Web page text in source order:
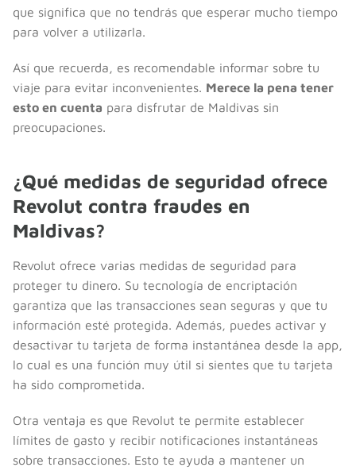
que significa que no tendrás que esperar mucho tiempo
para volver a utilizarla.
Así que recuerda, es recomendable informar sobre tu
viaje para evitar inconvenientes. Merece la pena tener
esto en cuenta para disfrutar de Maldivas sin
preocupaciones.
¿Qué medidas de seguridad ofrece
Revolut contra fraudes en
Maldivas?
Revolut ofrece varias medidas de seguridad para
proteger tu dinero. Su tecnología de encriptación
garantiza que las transacciones sean seguras y que tu
información esté protegida. Además, puedes activar y
desactivar tu tarjeta de forma instantánea desde la app,
lo cual es una función muy útil si sientes que tu tarjeta
ha sido comprometida.
Otra ventaja es que Revolut te permite establecer
límites de gasto y recibir notificaciones instantáneas
sobre transacciones. Esto te ayuda a mantener un